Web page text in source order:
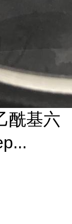
酰基六